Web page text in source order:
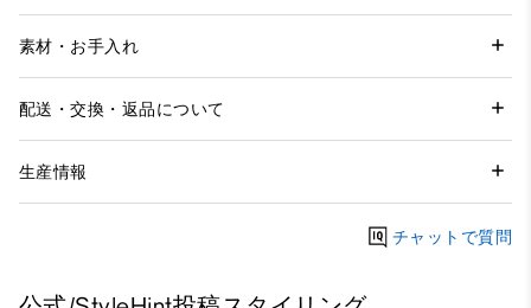
素材・お手入れ
配送・交換・返品について
生産情報
チャットで質問